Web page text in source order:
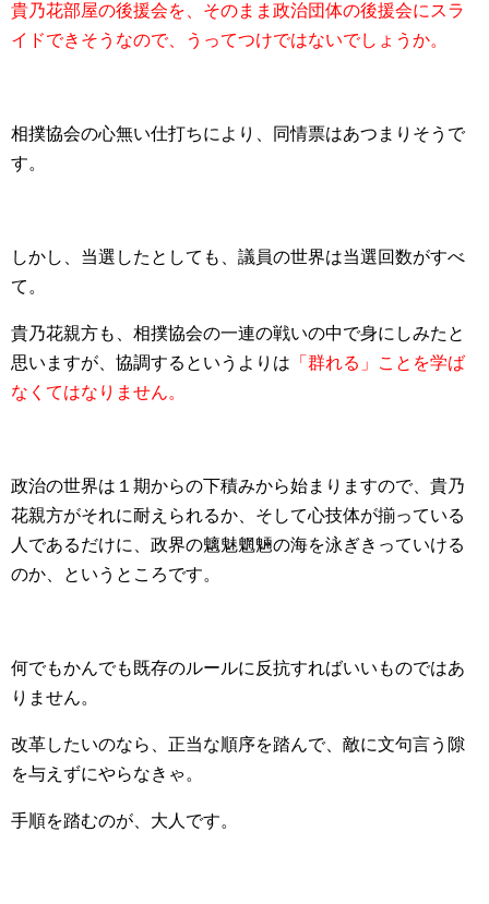
貴乃花部屋の後援会を、そのまま政治団体の後援会にスラ
イドできそうなので、うってつけではないでしょうか。
相撲協会の心無い仕打ちにより、同情票はあつまりそうで
す。
しかし、当選したとしても、議員の世界は当選回数がすべ
て。
貴乃花親方も、相撲協会の一連の戦いの中で身にしみたと
思いますが、協調するというよりは 「群れる」ことを学ば
なくてはなりません。
政治の世界は１期からの下積みから始まりますので、貴乃
花親方がそれに耐えられるか、そして心技体が揃っている
人であるだけに、政界の魑魅魍魎の海を泳ぎきっていける
のか、というところです。
何でもかんでも既存のルールに反抗すればいいものではあ
りません。
改革したいのなら、正当な順序を踏んで、敵に文句言う隙
を与えずにやらなきゃ。
手順を踏むのが、大人です。